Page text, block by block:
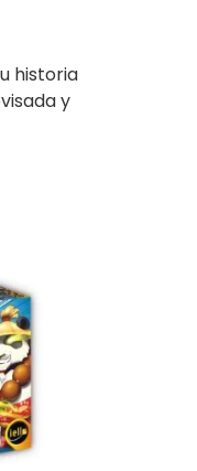
historia
y